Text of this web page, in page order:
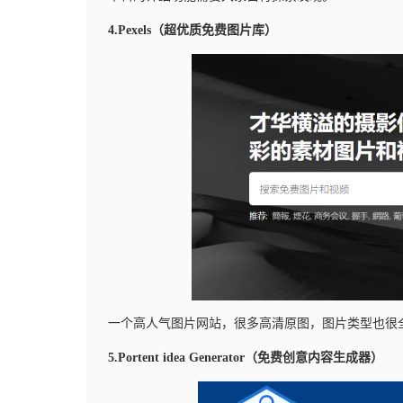
4.Pexels（超优质免费图片库）
一个高人气图片网站，很多高清原图，图片类型也很
5.Portent idea Generator（免费创意内容生成器）